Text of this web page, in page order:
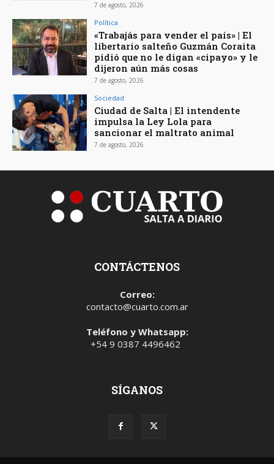
7 de agosto, 2026
Política
«Trabajás para vender el país» | El
libertario salteño Guzmán Coraita
pidió que no le digan «cipayo» y le
dijeron aún más cosas
7 de agosto, 2026
Sociedad
Ciudad de Salta | El intendente
impulsa la Ley Lola para
sancionar el maltrato animal
7 de agosto, 2026
CONTÁCTENOS
Correo:
contacto@cuarto.com.ar
Teléfono y Whatsapp:
+54 9 0387 4496462
SÍGANOS